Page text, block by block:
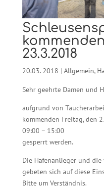
23.3.2018
20.03. 2018 | Allgemein,
Sehr geehrte Damen und
aufgrund von
kommenden Freitag, den
09:00 – 15:00
gesperrt werden.
Die Hafenanlieger und
gebeten sich auf diese
Bitte um Verständnis.